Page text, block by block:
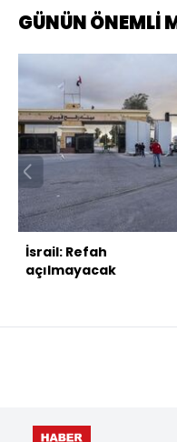
GÜNÜN ÖNEMLİ
İsrail: Refah
açılmayacak